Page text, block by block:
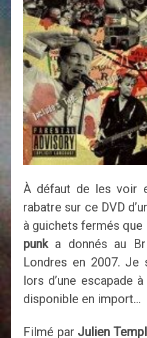
À défaut de les voir
rabatre sur ce DVD
à guichets fermés
punka donnés au
Londres en 2007. Je
lors d’une escapade
disponible en import…
Filmé par Julien